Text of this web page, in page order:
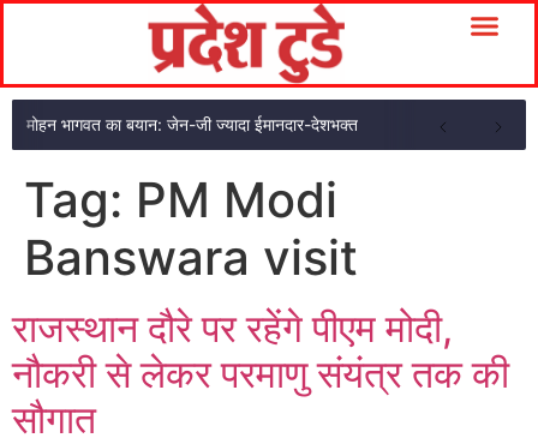
मोहन भागवत का बयान: जेन-जी ज्यादा ईमानदार-देशभक्त
Tag: PM Modi
Banswara visit
राजस्थान दौरे पर रहेंगे पीएम मोदी,
नौकरी से लेकर परमाणु संयंत्र तक की
सौगात